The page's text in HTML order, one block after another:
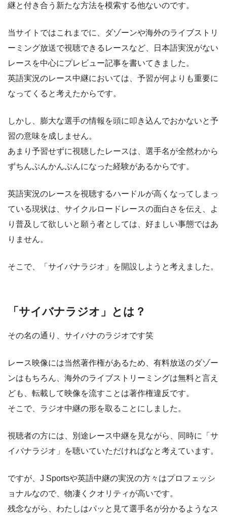
継と付き合う新たな方法を模索する他ないのです。
当サイトではこれまでに、ダゾーンや海外のライブストリ
ーミング放送で視聴できるレースなど、日本語実況がない
レースを中心にプレビュー記事を書いてきました。
英語実況のレース中継においては、予習が何よりも重要に
なってくると考えたからです。
しかし、膨大な選手の情報を頭に叩き込んでおかないと予
習の意味を成しません。
あまり予習せずに視聴したレースは、選手名が全然わから
ずちんぷんかんぷんになった経験があるからです。
英語実況のレースを視聴するハードルが高くなってしまっ
ている現状は、サイクルロードレースの面白さを伝え、よ
り普及して欲しいと願う者としては、好ましい事態ではあ
りません。
そこで、「サイバナラジオ」を開設しようと考えました。
「サイバナラジオ」とは？
その名の通り、サイバナのラジオです笑
レース映像には当然著作権があるため、有料放送のダゾー
ンはもちろん、海外のライブストリーミングは無料と言え
ども、転載して映像を流すことは著作権違反です。
そこで、ラジオ中継の形を取ることにしました。
視聴者の方には、別途レース中継を見ながら、同時に「サ
イバナラジオ」を聴いていただければなと考えています。
ですが、J Sportsや英語中継の実況の方々はプロフェッシ
ョナルなので、物凄くクオリティが高いです。
残念ながら、わたしはパッと見て選手名が分かるようなス